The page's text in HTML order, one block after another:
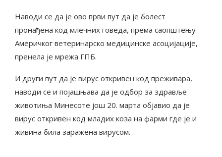
Наводи се да је ово први пут да је болест
пронађена код млечних говеда, према саопштењу
Америчког ветеринарско медицинске асоцијације,
пренела је мрежа ГПБ.
И други пут да је вирус откривен код преживара,
наводи се и појашњава да је одбор за здравље
животиња Минесоте још 20. марта објавио да је
вирус откривен код младих коза на фарми где је и
живина била заражена вирусом.